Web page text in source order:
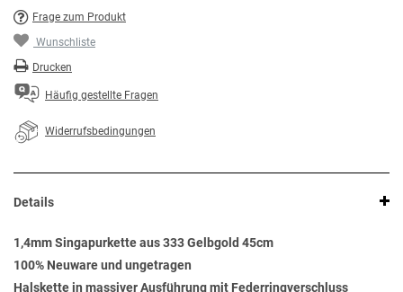
Frage zum Produkt
Wunschliste
Drucken
Häufig gestellte Fragen
Widerrufsbedingungen
Details
1,4mm Singapurkette aus 333 Gelbgold 45cm
100% Neuware und ungetragen
Halskette in massiver Ausführung mit Federringverschluss